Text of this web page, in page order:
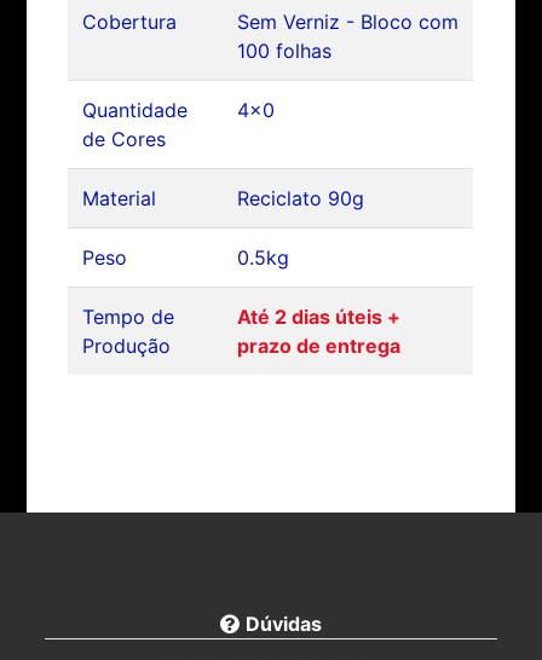
Cobertura
Sem Verniz - Bloco com
100 folhas
Quantidade
de Cores
4x0
Material Reciclato 90g
Peso 0.5kg
Tempo de
Produção
Até 2 dias úteis +
prazo de entrega
Dúvidas